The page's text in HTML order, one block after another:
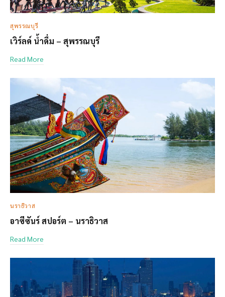
สุพรรณบุรี
เวิร์ลค์ น้ำดื่ม – สุพรรณบุรี
Read More
นราธิวาส
อาซีซันร์ สปอร์ต – นราธิวาส
Read More